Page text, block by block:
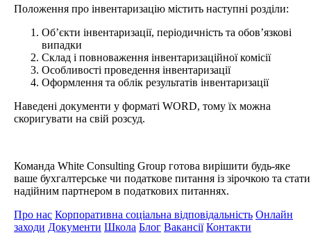
Положення про інвентаризацію містить наступні розділи:
Об’єкти інвентаризації, періодичність та обов’язкові
випадки
Склад і повноваження інвентаризаційної комісії
Особливості проведення інвентаризації
Оформлення та облік результатів інвентаризації
Наведені документи у форматі WORD, тому їх можна
скоригувати на свій розсуд.
Команда White Consulting Group готова вирішити будь-яке
ваше бухгалтерське чи податкове питання із зірочкою та стати
надійним партнером в податкових питаннях.
Про нас Корпоративна соціальна відповідальність Онлайн
заходи Документи Школа Блог Вакансії Контакти